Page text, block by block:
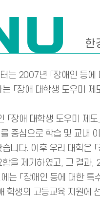
한
는 2007년 「장애인 등
「장애 대학생 도우미 제
「장애 대학생 도우미 제
중심으로 학습 및 교내
니다. 이후 우리 대학은
을 제기하였고, 그 결과,
「장애인 등에 대한 특
학생의 고등교육 지원에